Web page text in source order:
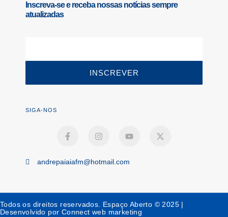
Inscreva-se e receba nossas notícias sempre
atualizadas
INSCREVER
SIGA-NOS
andrepaiaiafm@hotmail.com
Todos os direitos reservados. Espaço Aberto © 2025 |
Desenvolvido por Connect web marketing